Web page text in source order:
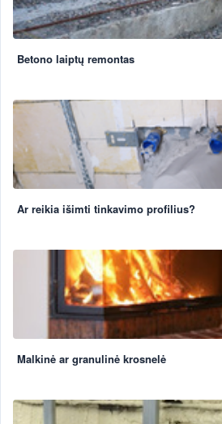
Betono laiptų remontas
Ar reikia išimti tinkavimo profilius?
Malkinė ar granulinė krosnelė